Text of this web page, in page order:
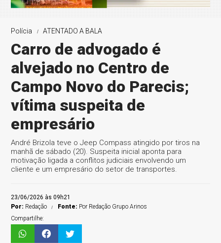
Polícia ATENTADO A BALA
Carro de advogado é
alvejado no Centro de
Campo Novo do Parecis;
vítima suspeita de
empresário
André Brizola teve o Jeep Compass atingido por tiros na
manhã de sábado (20). Suspeita inicial aponta para
motivação ligada a conflitos judiciais envolvendo um
cliente e um empresário do setor de transportes.
23/06/2026 às 09h21
Por: Redação Fonte: Por Redação Grupo Arinos
Compartilhe: